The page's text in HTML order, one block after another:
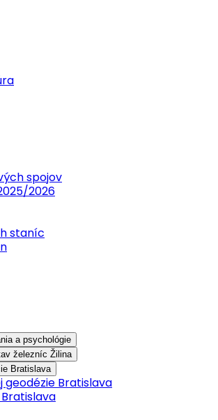
spojov
2026
staníc
a psychológie
železníc Žilina
Bratislava
geodézie Bratislava